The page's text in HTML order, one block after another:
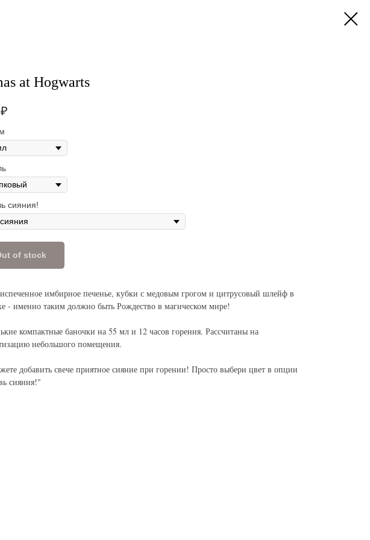
at Hogwarts
₽
сияния!
of stock
имбирное печенье, кубки с медовым грогом и цитрусовый шлейф в
- именно таким должно быть Рождество в магическом мире!
компактные баночки на 55 мл и 12 часов горения. Рассчитаны на
небольшого помещения.
добавить свече приятное сияние при горении! Просто выбери цвет в опции
сияния!"